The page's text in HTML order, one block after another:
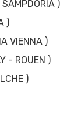
)
)
VIENNA )
- ROUEN )
)